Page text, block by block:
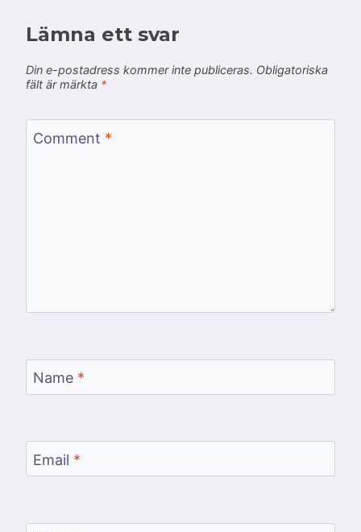
Lämna ett svar
Din e-postadress kommer inte publiceras. Obligatoriska
fält är märkta *
Comment *
Name *
Email *